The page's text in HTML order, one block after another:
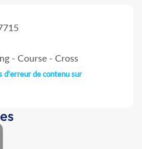
- Course - Cross
d'erreur de contenu sur